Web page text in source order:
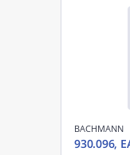
BACHMANN
930.096,